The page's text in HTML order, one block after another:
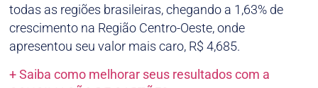
todas as regiões brasileiras, chegando a 1,63% de
crescimento na Região Centro-Oeste, onde
apresentou seu valor mais caro, R$ 4,685.
+ Saiba como melhorar seus resultados com a